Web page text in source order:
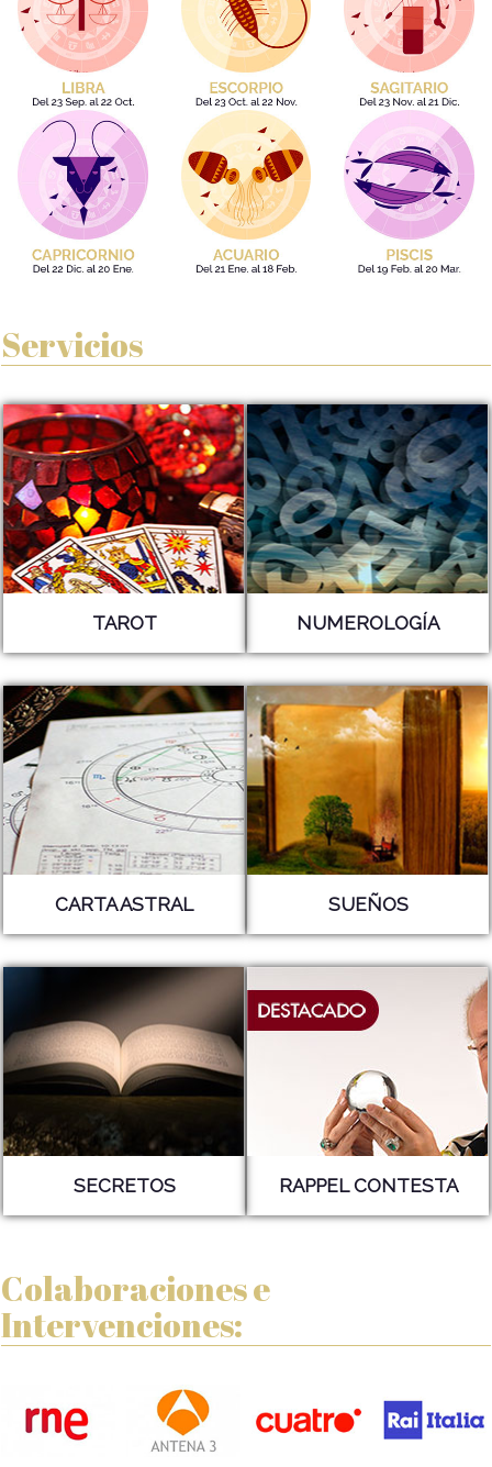
Servicios
TAROT NUMEROLOGÍA
CARTA ASTRAL SUEÑOS
SECRETOS RAPPEL CONTESTA
Colaboraciones e
Intervenciones: